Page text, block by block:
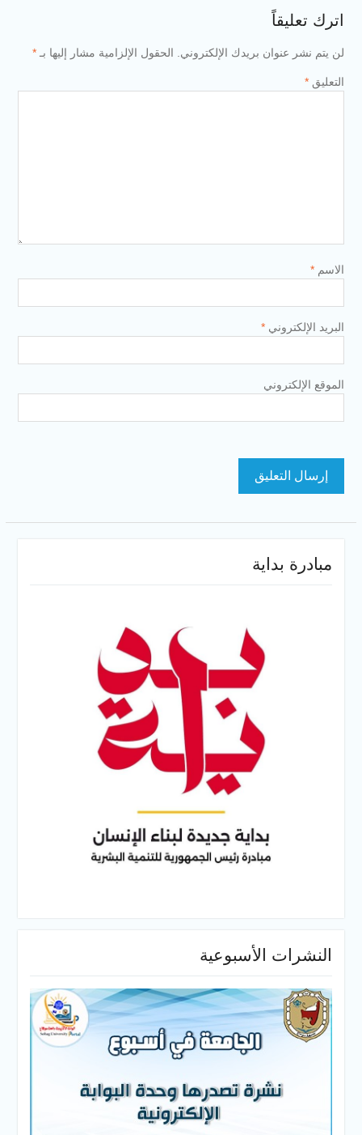
اترك تعليقاً
لن يتم نشر عنوان بريدك الإلكتروني. الحقول الإلزامية مشار إليها بـ *
التعليق *
الاسم *
البريد الإلكتروني *
الموقع الإلكتروني
مبادرة بداية
النشرات الأسبوعية